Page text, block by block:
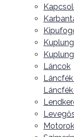
Kuplung
Láncok
Motorok